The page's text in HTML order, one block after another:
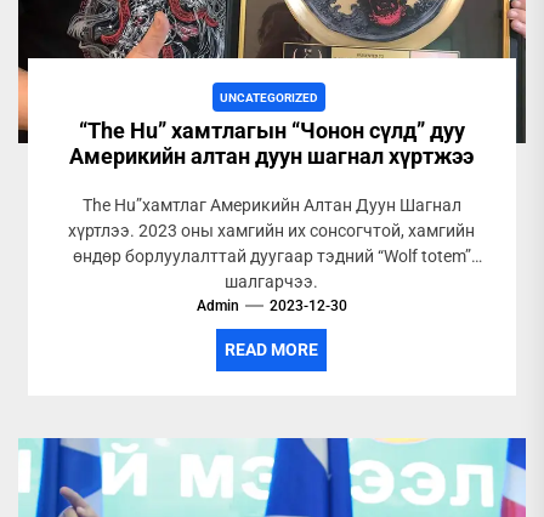
UNCATEGORIZED
“The Hu” хамтлагын “Чонон сүлд” дуу
Америкийн алтан дуун шагнал хүртжээ
The Hu”хамтлаг Америкийн Алтан Дуун Шагнал
хүртлээ. 2023 оны хамгийн их сонсогчтой, хамгийн
өндөр борлуулалттай дуугаар тэдний “Wolf totem”
шалгарчээ.
Admin 2023-12-30
READ MORE